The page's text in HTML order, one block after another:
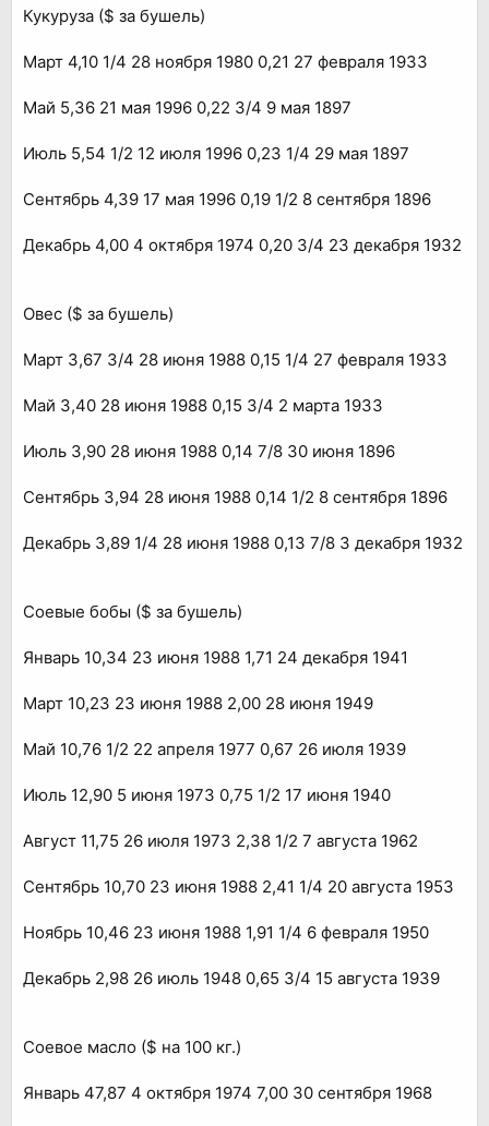
Кукуруза ($ за бушель)
Март 4,10 1/4 28 ноября 1980 0,21 27 февраля 1933
Май 5,36 21 мая 1996 0,22 3/4 9 мая 1897
Июль 5,54 1/2 12 июля 1996 0,23 1/4 29 мая 1897
Сентябрь 4,39 17 мая 1996 0,19 1/2 8 сентября 1896
Декабрь 4,00 4 октября 1974 0,20 3/4 23 декабря 1932
Овес ($ за бушель)
Март 3,67 3/4 28 июня 1988 0,15 1/4 27 февраля 1933
Май 3,40 28 июня 1988 0,15 3/4 2 марта 1933
Июль 3,90 28 июня 1988 0,14 7/8 30 июня 1896
Сентябрь 3,94 28 июня 1988 0,14 1/2 8 сентября 1896
Декабрь 3,89 1/4 28 июня 1988 0,13 7/8 3 декабря 1932
Соевые бобы ($ за бушель)
Январь 10,34 23 июня 1988 1,71 24 декабря 1941
Март 10,23 23 июня 1988 2,00 28 июня 1949
Май 10,76 1/2 22 апреля 1977 0,67 26 июля 1939
Июль 12,90 5 июня 1973 0,75 1/2 17 июня 1940
Август 11,75 26 июля 1973 2,38 1/2 7 августа 1962
Сентябрь 10,70 23 июня 1988 2,41 1/4 20 августа 1953
Ноябрь 10,46 23 июня 1988 1,91 1/4 6 февраля 1950
Декабрь 2,98 26 июль 1948 0,65 3/4 15 августа 1939
Соевое масло ($ на 100 кг.)
Январь 47,87 4 октября 1974 7,00 30 сентября 1968